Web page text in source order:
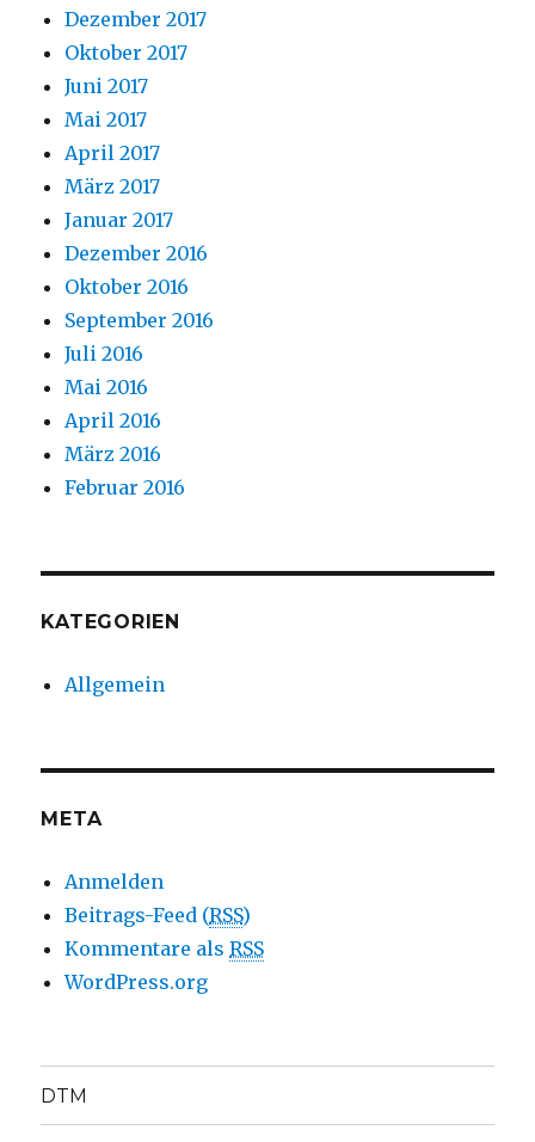
Dezember 2017
Oktober 2017
Juni 2017
Mai 2017
April 2017
März 2017
Januar 2017
Dezember 2016
Oktober 2016
September 2016
Juli 2016
Mai 2016
April 2016
März 2016
Februar 2016
KATEGORIEN
Allgemein
META
Anmelden
Beitrags-Feed (RSS)
Kommentare alsRSS
WordPress.org
DTM